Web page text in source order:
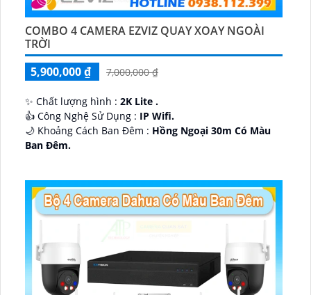
COMBO 4 CAMERA EZVIZ QUAY XOAY NGOÀI
TRỜI
5,900,000 ₫
7,000,000 ₫
✨ Chất lượng hình : 2K Lite .
👍 Công Nghệ Sử Dụng : IP Wifi.
🌙 Khoảng Cách Ban Đêm : Hồng Ngoại 30m Có Màu
Ban Ðêm.